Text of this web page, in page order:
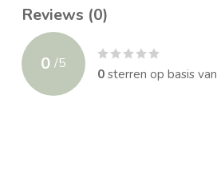
Reviews (0)
0 /5
0sterren op basis van